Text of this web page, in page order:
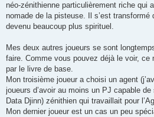
néo-zénithienne particulièrement riche qui
nomade de la pisteuse. Il s’est
devenu beaucoup plus spirituel.
Mes deux autres joueurs se sont
faire. Comme vous pouvez déjà le voir, ce
par le livre de base.
Mon troisième joueur a choisi un agent
joueurs d’avoir au moins un PJ capable
Data Djinn) zénithien qui travaillait pour
Mon dernier joueur est un cas un peu